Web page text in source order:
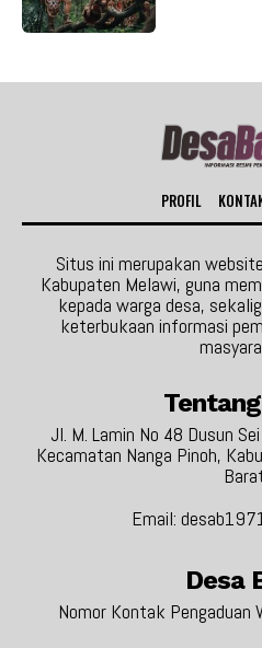
PROFIL
Situs ini merupakan
Kabupaten Melawi, guna
kepada warga desa,
keterbukaan informasi
Jl. M. Lamin No 48 Dusun
Kecamatan Nanga Pinoh,
Email:
Desa
Nomor Kontak Pengaduan